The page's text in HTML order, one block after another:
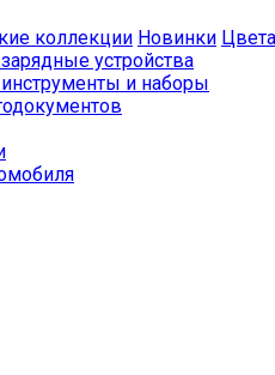
коллекции Новинки Цвета
устройства
и наборы